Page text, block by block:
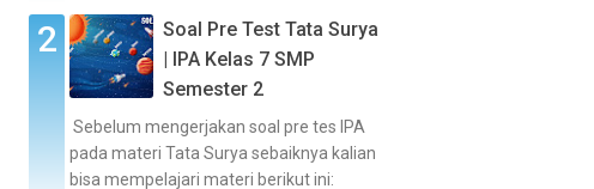
Soal Pre Test Tata Surya
| IPA Kelas 7 SMP
Semester 2
Sebelum mengerjakan soal pre tes IPA
pada materi Tata Surya sebaiknya kalian
bisa mempelajari materi berikut ini: